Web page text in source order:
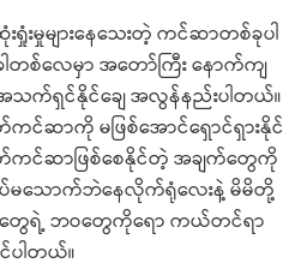
များနေသေးတဲ့ ကင်ဆာတစ်ခုပါ
တစ်လေမှာ အတော်ကြီး နောက်ကျ
သက်ရှင်နိုင်ချေ အလွန်နည်းပါတယ်။
ာကို မဖြစ်အောင်ရှောင်ရှားနိုင်
င်ဆာဖြစ်စေနိုင်တဲ့ အချက်တွေကို
လိပ်မသောက်ဘဲနေလိုက်ရုံလေးနဲ့ မိမိတို့
တွေရဲ့ ဘဝတွေကိုရော ကယ်တင်ရာ
ပါတယ်။